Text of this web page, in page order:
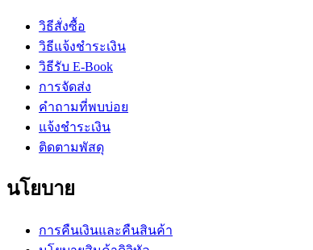
วิธีสั่งซื้อ
วิธีแจ้งชำระเงิน
วิธีรับ E-Book
การจัดส่ง
คำถามที่พบบ่อย
แจ้งชำระเงิน
ติดตามพัสดุ
นโยบาย
การคืนเงินและคืนสินค้า